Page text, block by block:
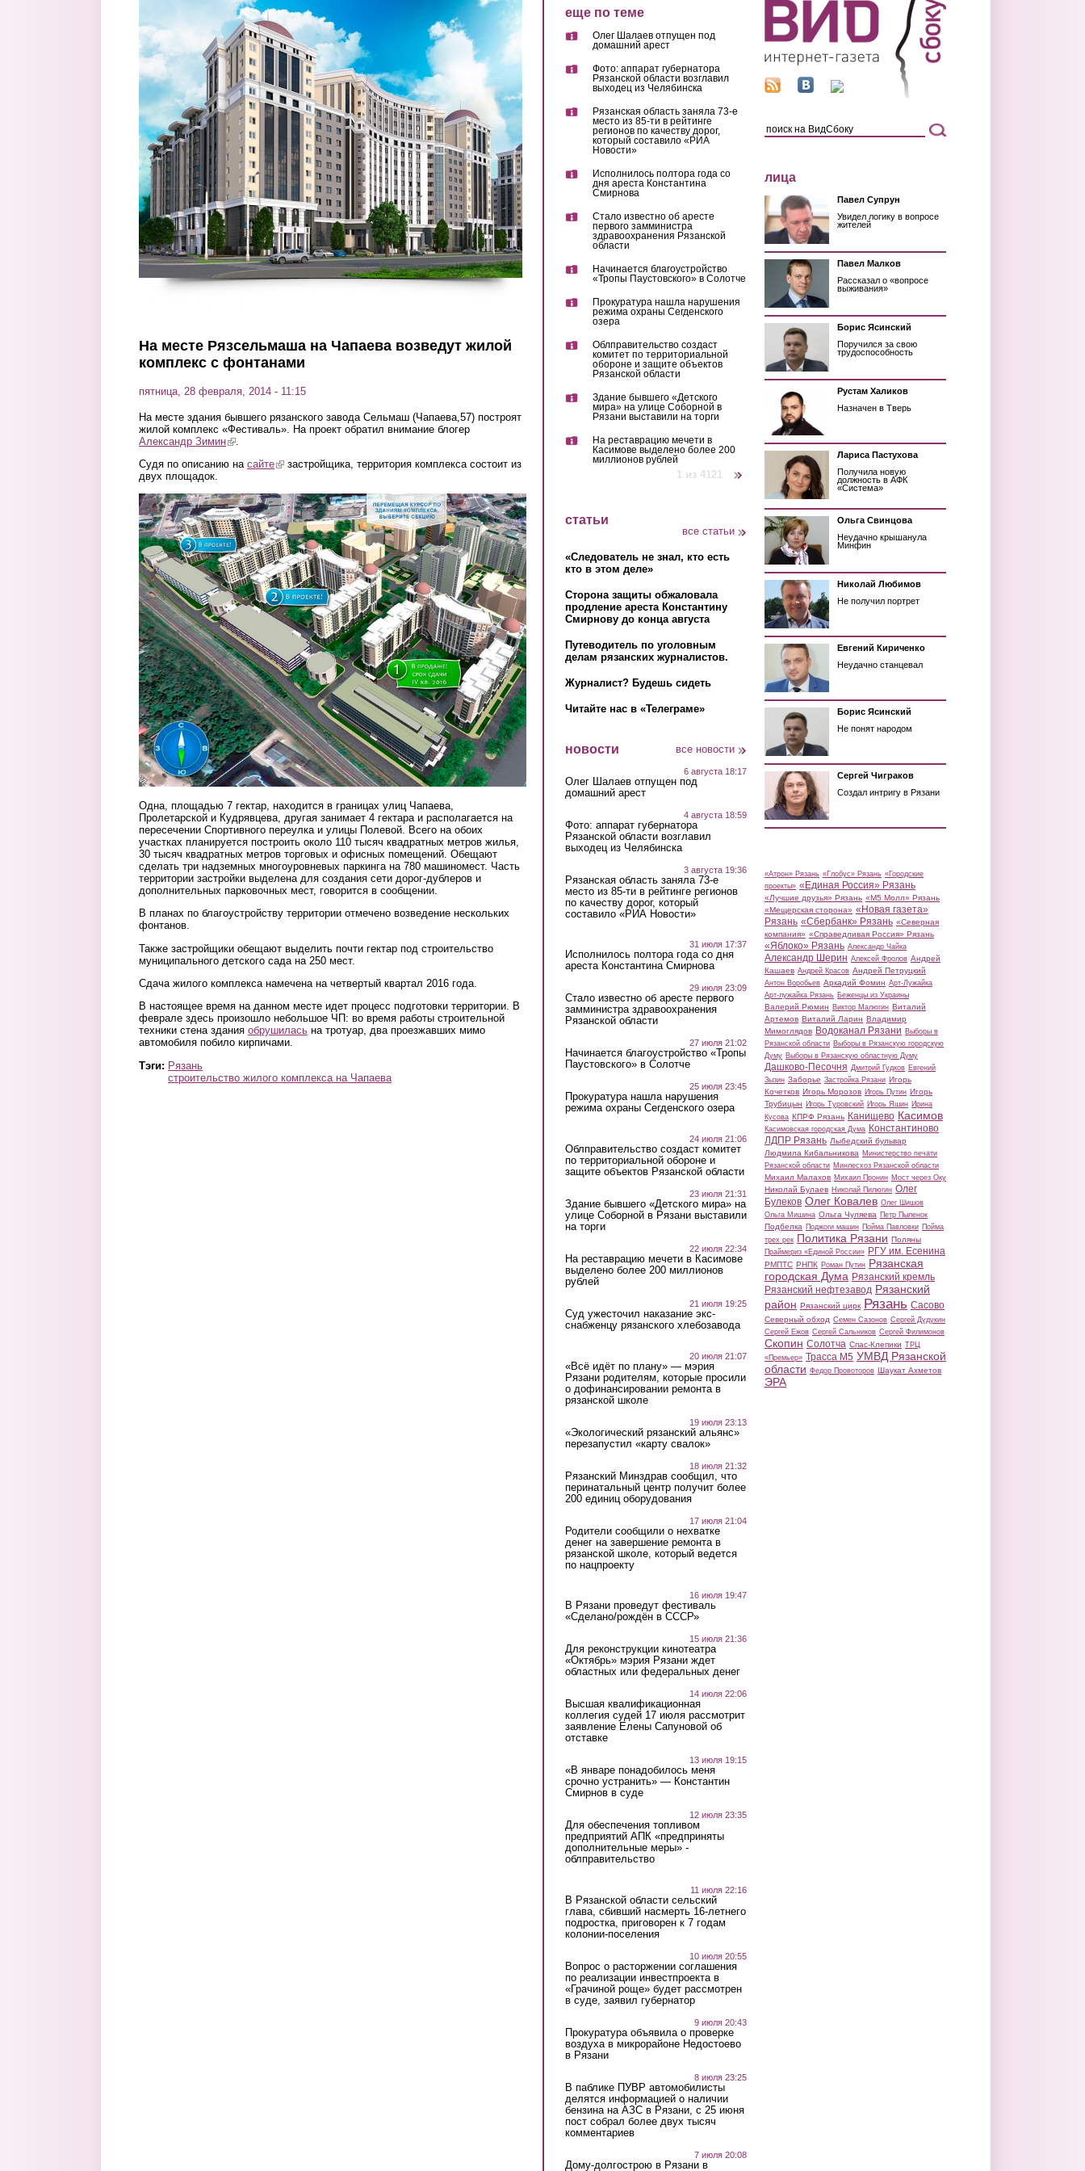
На месте Рязсельмаша на Чапаева возведут жилой
комплекс с фонтанами
пятница, 28 февраля, 2014 - 11:15
На месте здания бывшего рязанского завода Сельмаш (Чапаева,57) построят
жилой комплекс «Фестиваль». На проект обратил внимание блогер
Александр Зимин(link is external)
.
Судя по описанию на сайте(link is external)
застройщика, территория комплекса состоит из
двух площадок.
2.jpg
Одна, площадью 7 гектар, находится в границах улиц Чапаева,
Пролетарской и Кудрявцева, другая занимает 4 гектара и располагается на
пересечении Спортивного переулка и улицы Полевой. Всего на обоих
участках планируется построить около 110 тысяч квадратных метров жилья,
30 тысяч квадратных метров торговых и офисных помещений. Обещают
сделать три надземных многоуровневых паркинга на 780 машиномест. Часть
территории застройки выделена для создания сети дорог-дублеров и
дополнительных парковочных мест, говорится в сообщении.
В планах по благоустройству территории отмечено возведение нескольких
фонтанов.
Также застройщики обещают выделить почти гектар под строительство
муниципального детского сада на 250 мест.
Сдача жилого комплекса намечена на четвертый квартал 2016 года.
В настоящее время на данном месте идет процесс подготовки территории. В
феврале здесь произошло небольшое ЧП: во время работы строительной
техники стена здания обрушилась на тротуар, два проезжавших мимо
автомобиля побило кирпичами.
Тэги: Рязань
строительство жилого комплекса на Чапаева
еще по теме
Олег Шалаев отпущен под
домашний арест
Фото: аппарат губернатора
Рязанской области возглавил
выходец из Челябинска
Рязанская область заняла 73-е
место из 85-ти в рейтинге
регионов по качеству дорог,
который составило «РИА
Новости»
Исполнилось полтора года со
дня ареста Константина
Смирнова
Стало известно об аресте
первого замминистра
здравоохранения Рязанской
области
Начинается благоустройство
«Тропы Паустовского» в Солотче
Прокуратура нашла нарушения
режима охраны Сегденского
озера
Облправительство создаст
комитет по территориальной
обороне и защите объектов
Рязанской области
Здание бывшего «Детского
мира» на улице Соборной в
Рязани выставили на торги
На реставрацию мечети в
Касимове выделено более 200
миллионов рублей
1 из 4121
статьи
все статьи
«Следователь не знал, кто есть
кто в этом деле»
Сторона защиты обжаловала
продление ареста Константину
Смирнову до конца августа
Путеводитель по уголовным
делам рязанских журналистов.
Журналист? Будешь сидеть
Читайте нас в «Телеграме»
новости все новости
6 августа 18:17
Олег Шалаев отпущен под
домашний арест
4 августа 18:59
Фото: аппарат губернатора
Рязанской области возглавил
выходец из Челябинска
3 августа 19:36
Рязанская область заняла 73-е
место из 85-ти в рейтинге регионов
по качеству дорог, который
составило «РИА Новости»
31 июля 17:37
Исполнилось полтора года со дня
ареста Константина Смирнова
29 июля 23:09
Стало известно об аресте первого
замминистра здравоохранения
Рязанской области
27 июля 21:02
Начинается благоустройство «Тропы
Паустовского» в Солотче
25 июля 23:45
Прокуратура нашла нарушения
режима охраны Сегденского озера
24 июля 21:06
Облправительство создаст комитет
по территориальной обороне и
защите объектов Рязанской области
23 июля 21:31
Здание бывшего «Детского мира» на
улице Соборной в Рязани выставили
на торги
22 июля 22:34
На реставрацию мечети в Касимове
выделено более 200 миллионов
рублей
21 июля 19:25
Суд ужесточил наказание экс-
снабженцу рязанского хлебозавода
20 июля 21:07
«Всё идёт по плану» — мэрия
Рязани родителям, которые просили
о дофинансировании ремонта в
рязанской школе
19 июля 23:13
«Экологический рязанский альянс»
перезапустил «карту свалок»
18 июля 21:32
Рязанский Минздрав сообщил, что
перинатальный центр получит более
200 единиц оборудования
17 июля 21:04
Родители сообщили о нехватке
денег на завершение ремонта в
рязанской школе, который ведется
по нацпроекту
16 июля 19:47
В Рязани проведут фестиваль
«Сделано/рождён в СССР»
15 июля 21:36
Для реконструкции кинотеатра
«Октябрь» мэрия Рязани ждет
областных или федеральных денег
14 июля 22:06
Высшая квалификационная
коллегия судей 17 июля рассмотрит
заявление Елены Сапуновой об
отставке
13 июля 19:15
«В январе понадобилось меня
срочно устранить» — Константин
Смирнов в суде
12 июля 23:35
Для обеспечения топливом
предприятий АПК «предприняты
дополнительные меры» -
облправительство
11 июля 22:16
В Рязанской области сельский
глава, сбивший насмерть 16-летнего
подростка, приговорен к 7 годам
колонии-поселения
10 июля 20:55
Вопрос о расторжении соглашения
по реализации инвестпроекта в
«Грачиной роще» будет рассмотрен
в суде, заявил губернатор
9 июля 20:43
Прокуратура объявила о проверке
воздуха в микрорайоне Недостоево
в Рязани
8 июля 23:25
В паблике ПУВР автомобилисты
делятся информацией о наличии
бензина на АЗС в Рязани, с 25 июня
пост собрал более двух тысяч
комментариев
7 июля 20:08
Дому-долгострою в Рязани в
лица
Павел Супрун
Увидел логику в вопросе
жителей
Павел Малков
Рассказал о «вопросе
выживания»
Борис Ясинский
Поручился за свою
трудоспособность
Рустам Халиков
Назначен в Тверь
Лариса Пастухова
Получила новую
должность в АФК
«Система»
Ольга Свинцова
Неудачно крышанула
Минфин
Николай Любимов
Не получил портрет
Евгений Кириченко
Неудачно станцевал
Борис Ясинский
Не понят народом
Сергей Чиграков
Создал интригу в Рязани
«Атрон» Рязань «Глобус» Рязань «Городские
проекты» «Единая Россия» Рязань
«Лучшие друзья» Рязань «М5 Молл» Рязань
«Мещерская сторона» «Новая газета»
Рязань «Сбербанк» Рязань «Северная
компания» «Справедливая Россия» Рязань
«Яблоко» Рязань Александр Чайка
Александр Шерин Алексей Фролов Андрей
Кашаев Андрей Красов Андрей Петруцкий
Антон Воробьев Аркадий Фомин Арт-Лужайка
Арт-лужайка Рязань Беженцы из Украины
Валерий Рюмин Виктор Малюгин Виталий
Артемов Виталий Ларин Владимир
Мимоглядов Водоканал Рязани Выборы в
Рязанской области Выборы в Рязанскую городскую
Думу Выборы в Рязанскую областную Думу
Дашково-Песочня Дмитрий Гудков Евгений
Зызин Заборье Застройка Рязани Игорь
Кочетков Игорь Морозов Игорь Путин Игорь
Трубицын Игорь Туровский Игорь Яшин Ирина
Кусова КПРФ Рязань Канищево Касимов
Касимовская городская Дума Константиново
ЛДПР Рязань Лыбедский бульвар
Людмила Кибальникова Министерство печати
Рязанской области Минлесхоз Рязанской области
Михаил Малахов Михаил Пронин Мост через Оку
Николай Булаев Николай Пилюгин Олег
Булеков Олег Ковалев Олег Шишов
Ольга Мишина Ольга Чуляева Петр Пыленок
Подбелка Поджоги машин Пойма Павловки Пойма
трех рек Политика Рязани Поляны
Праймериз «Единой России» РГУ им. Есенина
РМПТС РНПК Роман Путин Рязанская
городская Дума Рязанский кремль
Рязанский нефтезавод Рязанский
район Рязанский цирк Рязань Сасово
Северный обход Семен Сазонов Сергей Дудукин
Сергей Ежов Сергей Сальников Сергей Филимонов
Скопин Солотча Спас-Клепики ТРЦ
«Премьер» Трасса М5 УМВД Рязанской
области Федор Провоторов Шаукат Ахметов
ЭРА